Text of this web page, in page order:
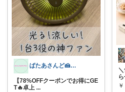
ばたあさんど🍰テンション爆上がりな生活
【78%OFFクーポンでお得にGE
T🔥卓上 ...
￥